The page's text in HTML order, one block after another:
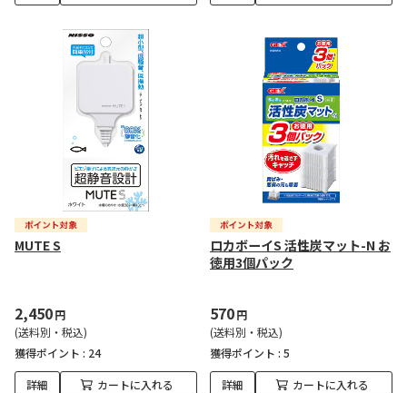
MUTE S
2,450円
(送料別・税込)
獲得ポイント : 24
詳細 カートに入れる
ロカボーイS 活性炭マット-N お
徳用3個パック
570円
(送料別・税込)
獲得ポイント : 5
詳細 カートに入れる